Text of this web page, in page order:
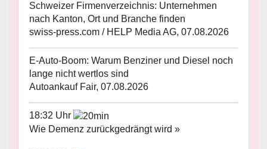
Schweizer Firmenverzeichnis: Unternehmen
nach Kanton, Ort und Branche finden
swiss-press.com / HELP Media AG, 07.08.2026
E-Auto-Boom: Warum Benziner und Diesel noch
lange nicht wertlos sind
Autoankauf Fair, 07.08.2026
18:32 Uhr
Wie Demenz zurückgedrängt wird »